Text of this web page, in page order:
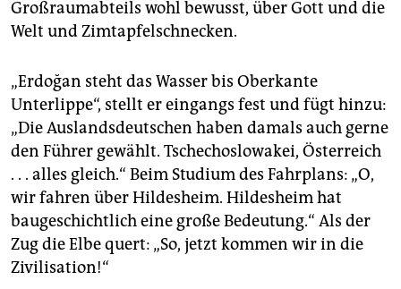
Großraumabteils wohl bewusst, über Gott und die
Welt und Zimtapfelschnecken.
„Erdoğan steht das Wasser bis Oberkante
Unterlippe“, stellt er eingangs fest und fügt hinzu:
„Die Auslandsdeutschen haben damals auch gerne
den Führer gewählt. Tschechoslowakei, Österreich
. . . alles gleich.“ Beim Studium des Fahrplans: „O,
wir fahren über Hildesheim. Hildesheim hat
baugeschichtlich eine große Bedeutung.“ Als der
Zug die Elbe quert: „So, jetzt kommen wir in die
Zivilisation!“